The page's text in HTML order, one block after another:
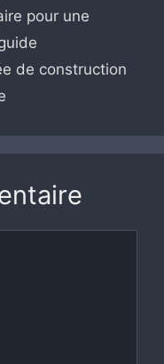
pour une
de construction